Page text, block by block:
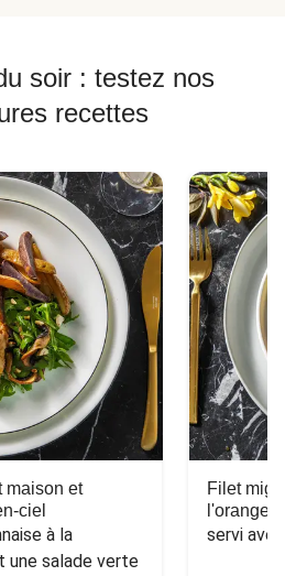
soir : testez nos
recettes
maison et
ciel
à la
une salade verte
Filet
l'orange
servi